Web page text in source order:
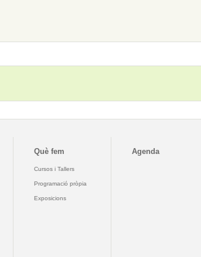
Què fem
Cursos i Tallers
Programació pròpia
Exposicions
Agenda